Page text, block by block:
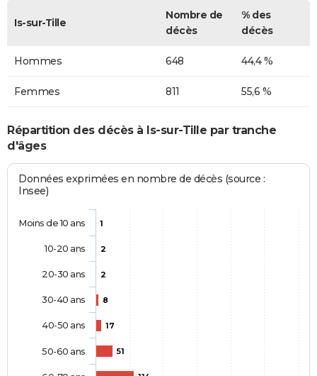
Is-sur-Tille
Nombre de
décès
% des
décès
Hommes 648 44,4 %
Femmes 811 55,6 %
Répartition des décès à Is-sur-Tille par tranche
d'âges
Données exprimées en nombre de décès (source :
Insee)
1
2
2
8
17
51
Moins de 10 ans
10-20 ans
20-30 ans
30-40 ans
40-50 ans
50-60 ans